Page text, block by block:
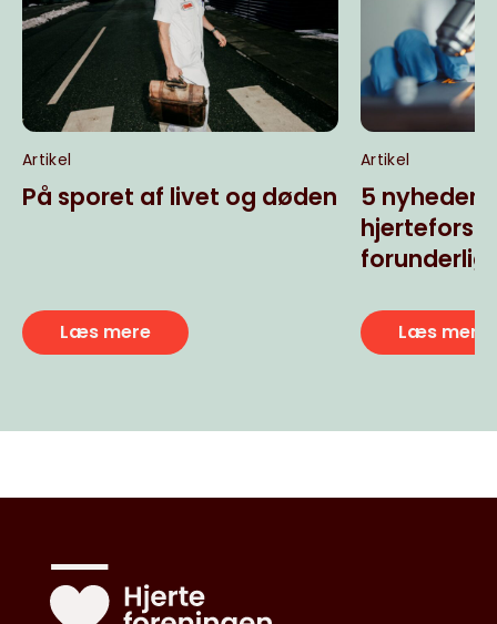
Artikel
På sporet af livet og døden
Læs mere
Artikel
5 nyheder
Læs mere